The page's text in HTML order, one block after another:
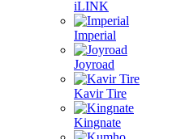
iLINK
Imperial
Joyroad
Kavir Tire
Kingnate